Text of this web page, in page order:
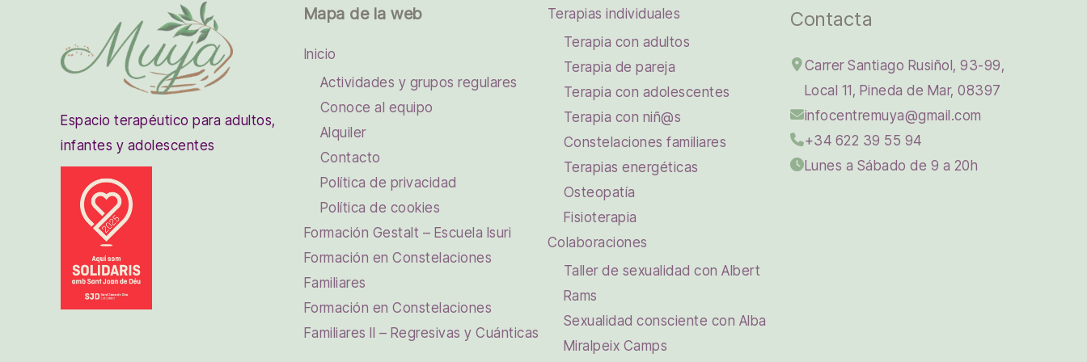
Espacio terapéutico para adultos,
infantes y adolescentes
Mapa de la web
Inicio
Actividades y grupos regulares
Conoce al equipo
Alquiler
Contacto
Política de privacidad
Política de cookies
Formación Gestalt – Escuela Isuri
Formación en Constelaciones
Familiares
Formación en Constelaciones
Familiares II – Regresivas y Cuánticas
Terapias individuales
Terapia con adultos
Terapia de pareja
Terapia con adolescentes
Terapia con niñ@s
Constelaciones familiares
Terapias energéticas
Osteopatía
Fisioterapia
Colaboraciones
Taller de sexualidad con Albert
Rams
Sexualidad consciente con Alba
Miralpeix Camps
Contacta
Carrer Santiago Rusiñol, 93-99,
Local 11, Pineda de Mar, 08397
infocentremuya@gmail.com
+34 622 39 55 94
Lunes a Sábado de 9 a 20h